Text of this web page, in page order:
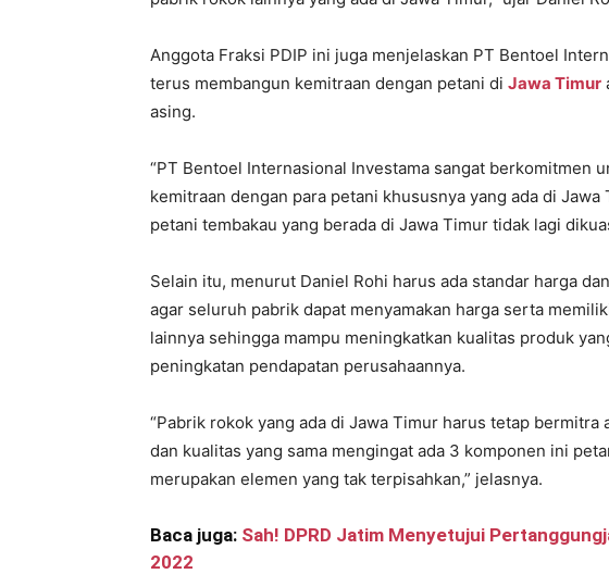
Anggota Fraksi PDIP ini juga menjelaskan PT Bentoel
terus membangun kemitraan dengan petani di Jawa Timur
asing.
“PT Bentoel Internasional Investama sangat berkomitmen
kemitraan dengan para petani khususnya yang ada di
petani tembakau yang berada di Jawa Timur tidak lagi
Selain itu, menurut Daniel Rohi harus ada standar harga
agar seluruh pabrik dapat menyamakan harga serta
lainnya sehingga mampu meningkatkan kualitas produk
peningkatan pendapatan perusahaannya.
“Pabrik rokok yang ada di Jawa Timur harus tetap bermitra
dan kualitas yang sama mengingat ada 3 komponen ini
merupakan elemen yang tak terpisahkan,” jelasnya.
Baca juga: Sah! DPRD Jatim Menyetujui
2022